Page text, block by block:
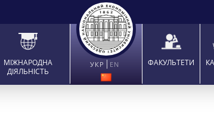
МІЖНАРОДНА
ДІЯЛЬНІСТЬ
УКР EN ФАКУЛЬТЕТИ